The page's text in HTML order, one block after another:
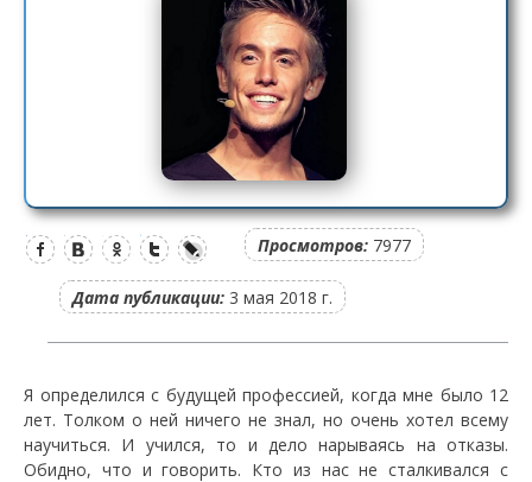
Просмотров: 7977
Дата публикации: 3 мая 2018 г.
Я определился с будущей профессией, когда мне было 12
лет. Толком о ней ничего не знал, но очень хотел всему
научиться. И учился, то и дело нарываясь на отказы.
Обидно, что и говорить. Кто из нас не сталкивался с